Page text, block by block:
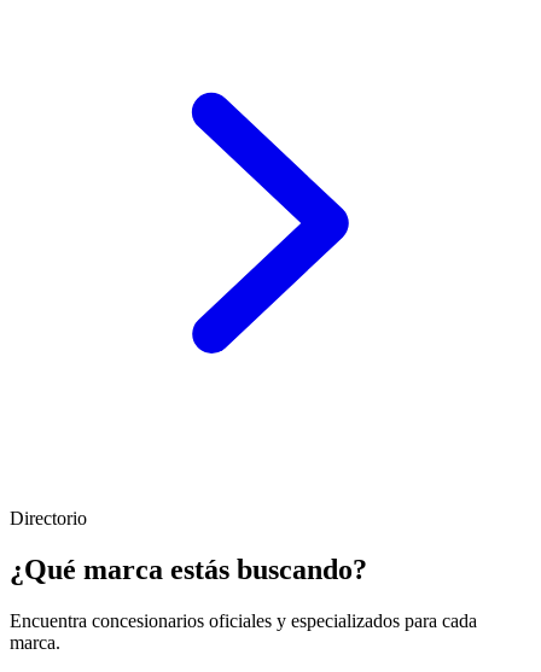
Directorio
¿Qué marca estás buscando?
Encuentra concesionarios oficiales y especializados para cada
marca.